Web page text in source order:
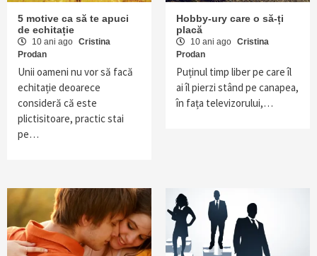
5 motive ca să te apuci
de echitație
10 ani ago Cristina
Prodan
Unii oameni nu vor să facă
echitație deoarece
consideră că este
plictisitoare, practic stai
pe…
Hobby-ury care o să-ți
placă
10 ani ago Cristina
Prodan
Puținul timp liber pe care îl
ai îl pierzi stând pe canapea,
în fața televizorului,…